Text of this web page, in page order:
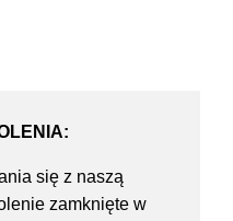
się z naszą
zamknięte w